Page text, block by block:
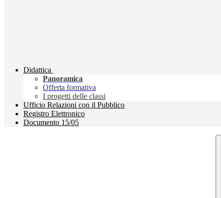
Didattica
Panoramica
Offerta formativa
I progetti delle classi
Ufficio Relazioni con il Pubblico
Registro Elettronico
Documento 15/05